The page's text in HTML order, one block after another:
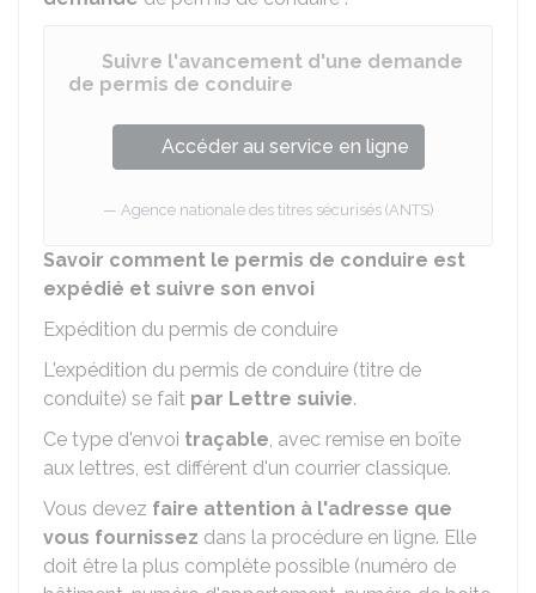
Suivre l'avancement d'une demande
de permis de conduire
Accéder au service en ligne
Agence nationale des titres sécurisés (ANTS)
Savoir comment le permis de conduire est
expédié et suivre son envoi
Expédition du permis de conduire
L'expédition du permis de conduire (titre de
conduite) se fait par Lettre suivie.
Ce type d'envoi traçable, avec remise en boîte
aux lettres, est différent d'un courrier classique.
Vous devez faire attention à l'adresse que
vous fournissez dans la procédure en ligne. Elle
doit être la plus complète possible (numéro de